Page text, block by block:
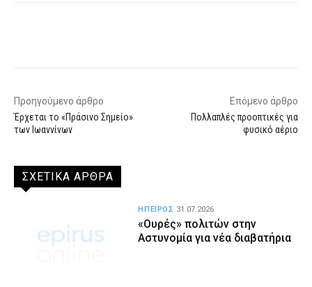
Προηγούμενο άρθρο
Έρχεται το «Πράσινο Σημείο»
των Ιωαννίνων
Επόμενο άρθρο
Πολλαπλές προοπτικές για
φυσικό αέριο
ΣΧΕΤΙΚΑ ΑΡΘΡΑ
«Ουρές» πολιτών στην
Αστυνομία για νέα διαβατήρια
ΗΠΕΙΡΟΣ 31.07.2026